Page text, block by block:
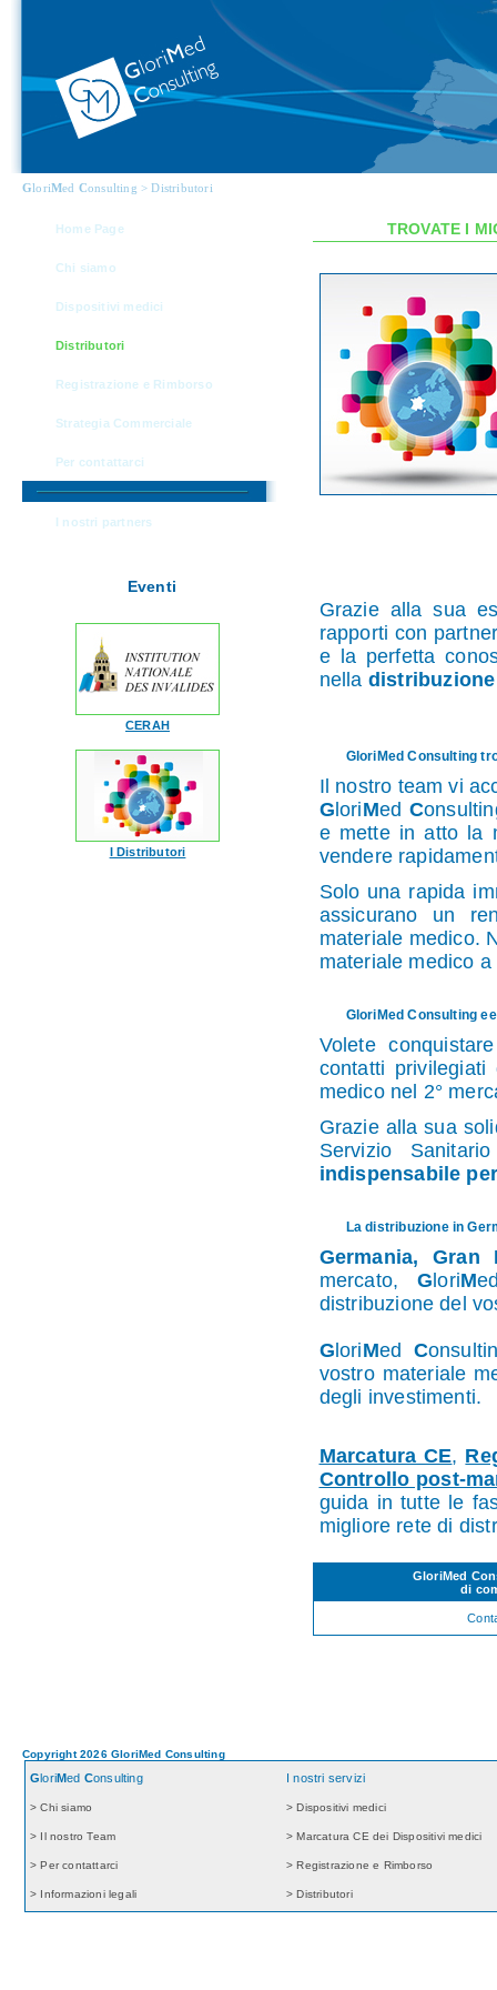
GloriMed Consulting > Distributori
Home Page
Chi siamo
Dispositivi medici
Distributori
Registrazione e Rimborso
Strategia Commerciale
Per contattarci
I nostri partners
Eventi
CERAH
I Distributori
TROVATE I
Grazie alla sua
rapporti con
e la perfetta
nella
GloriMed Consulting
Il nostro team vi
G loriMed C
e mette in atto la
vendere
Solo una rapida
assicurano un
materiale medico.
materiale medico a
GloriMed Consulting
Volete
contatti
medico nel 2°
Grazie alla sua
Servizio
indispensabile
La distribuzione in
Germania, Gran
mercato,G loriM
distribuzione del
G loriMed C
vostro materiale
degli investimenti.
Marcatura CE,
Controllo post-
guida in tutte le
migliore rete di
GloriMed C
di
Copyright 2026 GloriMed Consulting
GloriMed Consulting I nostri servizi
> Chi siamo > Dispositivi medici
> Il nostro Team > Marcatura CE dei Dispositivi medici
> Per contattarci > Registrazione e Rimborso
> Informazioni legali > Distributori